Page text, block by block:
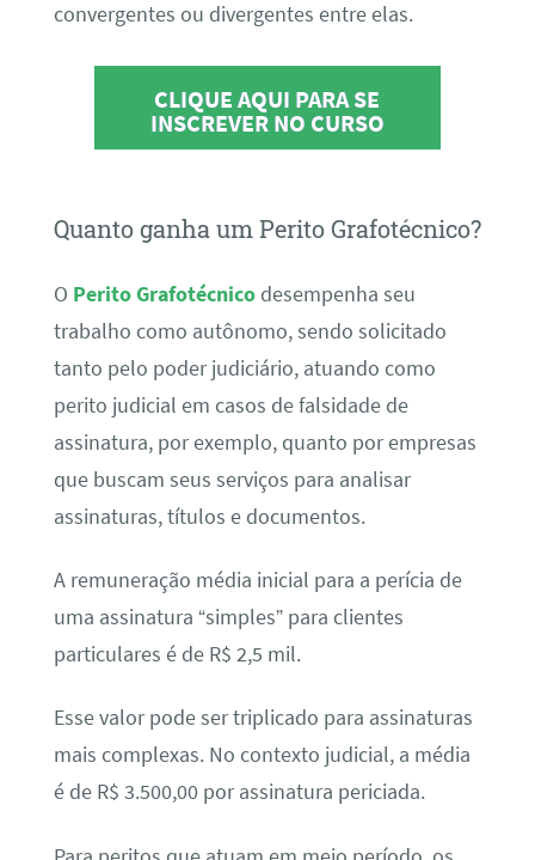
convergentes ou divergentes entre elas.
CLIQUE AQUI PARA SE
INSCREVER NO CURSO
Quanto ganha um Perito Grafotécnico?
O Perito Grafotécnicodesempenha seu
trabalho como autônomo, sendo solicitado
tanto pelo poder judiciário, atuando como
perito judicial em casos de falsidade de
assinatura, por exemplo, quanto por empresas
que buscam seus serviços para analisar
assinaturas, títulos e documentos.
A remuneração média inicial para a perícia de
uma assinatura “simples” para clientes
particulares é de R$ 2,5 mil.
Esse valor pode ser triplicado para assinaturas
mais complexas. No contexto judicial, a média
é de R$ 3.500,00 por assinatura periciada.